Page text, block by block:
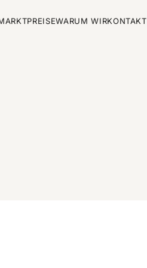
WARUM WIRKONTAKT